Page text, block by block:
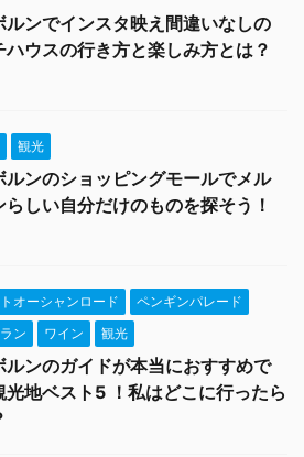
ルンでインスタ映え間違いなしの
ハウスの行き方と楽しみ方とは？
観光
ルンのショッピングモールでメル
らしい自分だけのものを探そう！
オーシャンロード
ペンギンパレード
ン
ワイン 観光
ルンのガイドが本当におすすめで
光地ベスト5 ！私はどこに行ったら